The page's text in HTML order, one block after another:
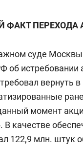
ФАКТ ПЕРЕХОДА
суде
об
вернуть
момент
В качестве
122,9 млн. штук